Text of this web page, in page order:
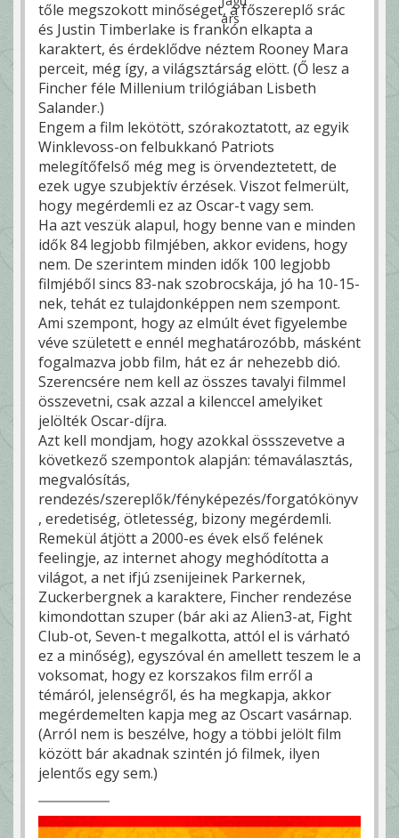
tőle megszokott minőséget, a főszereplő srác
és Justin Timberlake is frankón elkapta a
karaktert, és érdeklődve néztem Rooney Mara
perceit, még így, a világsztárság elött. (Ő lesz a
Fincher féle Millenium trilógiában Lisbeth
Salander.)
Engem a film lekötött, szórakoztatott, az egyik
Winklevoss-on felbukkanó Patriots
melegítőfelső még meg is örvendeztetett, de
ezek ugye szubjektív érzések. Viszot felmerült,
hogy megérdemli ez az Oscar-t vagy sem.
Ha azt veszük alapul, hogy benne van e minden
idők 84 legjobb filmjében, akkor evidens, hogy
nem. De szerintem minden idők 100 legjobb
filmjéből sincs 83-nak szobrocskája, jó ha 10-15-
nek, tehát ez tulajdonképpen nem szempont.
Ami szempont, hogy az elmúlt évet figyelembe
véve született e ennél meghatározóbb, másként
fogalmazva jobb film, hát ez ár nehezebb dió.
Szerencsére nem kell az összes tavalyi filmmel
összevetni, csak azzal a kilenccel amelyiket
jelölték Oscar-díjra.
Azt kell mondjam, hogy azokkal össszevetve a
következő szempontok alapján: témaválasztás,
megvalósítás,
rendezés/szereplők/fényképezés/forgatókönyv
, eredetiség, ötletesség, bizony megérdemli.
Remekül átjött a 2000-es évek első felének
feelingje, az internet ahogy meghódította a
világot, a net ifjú zsenijeinek Parkernek,
Zuckerbergnek a karaktere, Fincher rendezése
kimondottan szuper (bár aki az Alien3-at, Fight
Club-ot, Seven-t megalkotta, attól el is várható
ez a minőség), egyszóval én amellett teszem le a
voksomat, hogy ez korszakos film erről a
témáról, jelenségről, és ha megkapja, akkor
megérdemelten kapja meg az Oscart vasárnap.
(Arról nem is beszélve, hogy a többi jelölt film
között bár akadnak szintén jó filmek, ilyen
jelentős egy sem.)